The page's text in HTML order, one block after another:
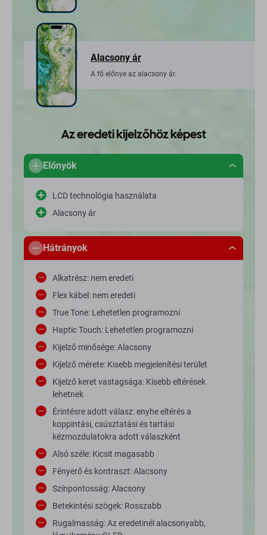
Alacsony ár
A fő előnye az alacsony ár.
Az eredeti kijelzőhöz képest
Előnyök
LCD technológia használata
Alacsony ár
Hátrányok
Alkatrész: nem eredeti
Flex kábel: nem eredeti
True Tone: Lehetetlen programozni
Haptic Touch: Lehetetlen programozni
Kijelző minősége: Alacsony
Kijelző mérete: Kisebb megjelenítési terület
Kijelző keret vastagsága: Kisebb eltérések
lehetnek
Érintésre adott válasz: enyhe eltérés a
koppintási, csúsztatási és tartási
kézmozdulatokra adott válaszként
Alsó széle: Kicsit magasabb
Fényerő és kontraszt: Alacsony
Színpontosság: Alacsony
Betekintési szögek: Rosszabb
Rugalmasság: Az eredetinél alacsonyabb,